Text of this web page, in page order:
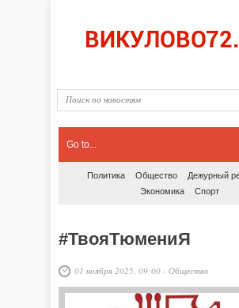
Go to...
Политика Общество
Дежурный
Экономика
Спорт
#ТвояТюмениЯ
01 ноября 2025, 09:00 - Общество